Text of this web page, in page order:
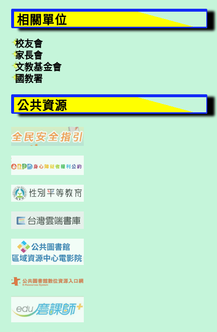
相關單位
校友會
家長會
文教基金會
國教署
公共資源